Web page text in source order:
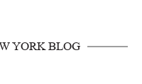
YORK BLOG